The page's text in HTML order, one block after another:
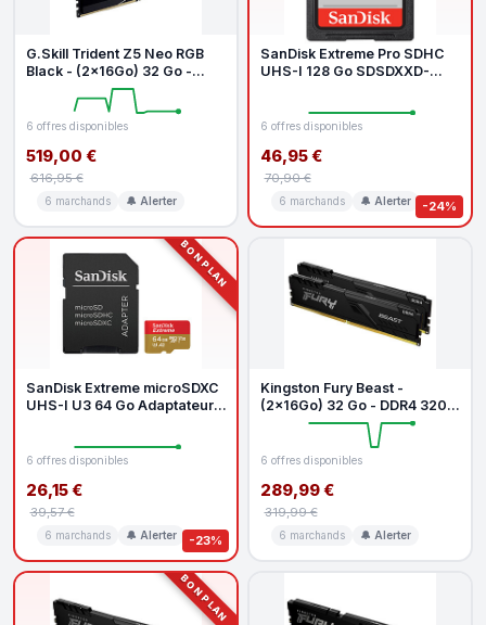
G.Skill Trident Z5 Neo RGB
Black - (2x16Go) 32 Go -
DDR5 6000 MHz - CL36
6 offres disponibles
519,00 €
616,95 €
6 marchands 🔔 Alerter -24%
SanDisk Extreme Pro SDHC
UHS-I 128 Go SDSDXXD-
6 offres disponibles
46,95 €
70,90 €
6 marchands 🔔 Alerter
BON PLAN
-23%
SanDisk Extreme microSDXC
UHS-I U3 64 Go Adaptateur
6 offres disponibles
26,15 €
39,57 €
6 marchands 🔔 Alerter
Kingston Fury Beast -
(2x16Go) 32 Go - DDR4 3200
MHz - CL16
6 offres disponibles
289,99 €
319,99 €
6 marchands 🔔 Alerter
BON PLAN